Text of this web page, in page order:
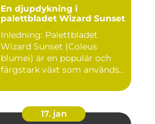
En djupdykning i
palettbladet Wizard Sunset
Inledning: Palettbladet
Wizard Sunset (Coleus
blumei) är en populär och
färgstark växt som används
17. jan